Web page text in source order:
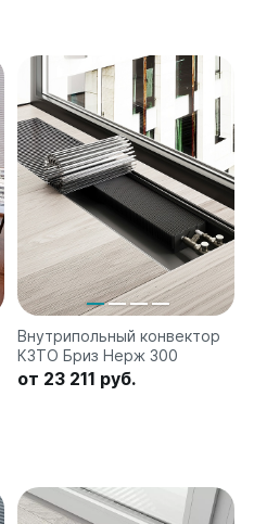
Внутрипольный конвектор
КЗТО Бриз Нерж 300
от 23 211 руб.